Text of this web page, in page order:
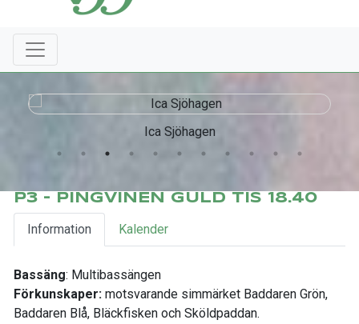
Ica Sjöhagen
P3 - PINGVINEN GULD TIS 18.40
Information Kalender
Bassäng: Multibassängen
Förkunskaper: motsvarande simmärket Baddaren Grön,
Baddaren Blå, Bläckfisken och Sköldpaddan.